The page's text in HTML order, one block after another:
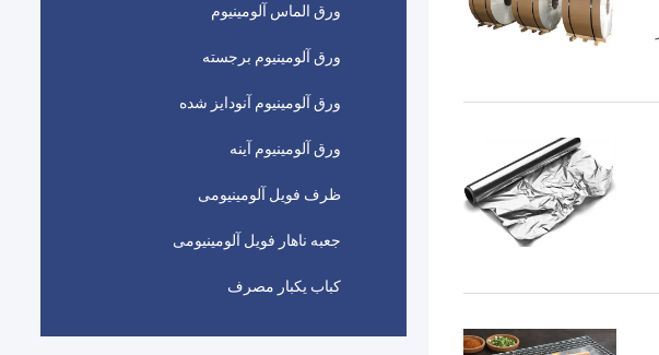
ورق الماس آلومینیوم
ورق آلومینیوم برجسته
ورق آلومینیوم آنودایز شده
ورق آلومینیوم آینه
ظرف فویل آلومینیومی
جعبه ناهار فویل آلومینیومی
کباب یکبار مصرف